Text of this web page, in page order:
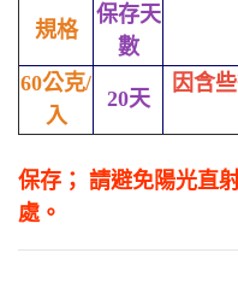
規格
保存天
數
60公克/
入
20天
因含
保存； 請避免陽光直
處。